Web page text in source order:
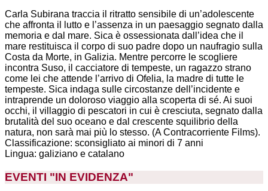
Carla Subirana traccia il ritratto sensibile di un’adolescente
che affronta il lutto e l’assenza in un paesaggio segnato dalla
memoria e dal mare. Sica è ossessionata dall’idea che il
mare restituisca il corpo di suo padre dopo un naufragio sulla
Costa da Morte, in Galizia. Mentre percorre le scogliere
incontra Suso, il cacciatore di tempeste, un ragazzo strano
come lei che attende l’arrivo di Ofelia, la madre di tutte le
tempeste. Sica indaga sulle circostanze dell’incidente e
intraprende un doloroso viaggio alla scoperta di sé. Ai suoi
occhi, il villaggio di pescatori in cui è cresciuta, segnato dalla
brutalità del suo oceano e dal crescente squilibrio della
natura, non sarà mai più lo stesso. (A Contracorriente Films).
Classificazione: sconsigliato ai minori di 7 anni
Lingua: galiziano e catalano
EVENTI "IN EVIDENZA"